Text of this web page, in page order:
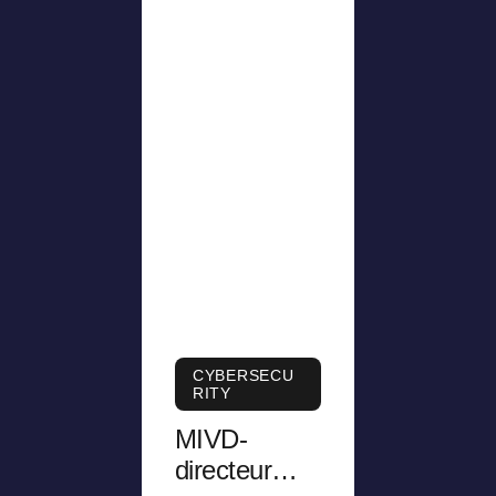
CYBERSECU
RITY
MIVD-
directeur